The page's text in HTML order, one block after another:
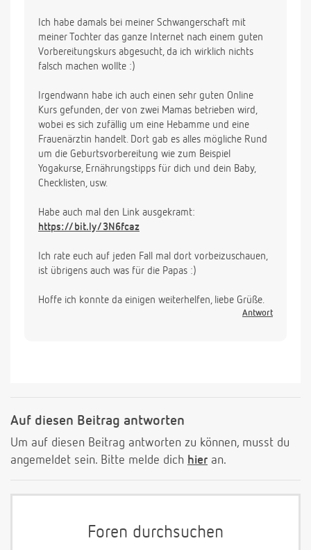
Ich habe damals bei meiner Schwangerschaft mit
meiner Tochter das ganze Internet nach einem guten
Vorbereitungskurs abgesucht, da ich wirklich nichts
falsch machen wollte :)
Irgendwann habe ich auch einen sehr guten Online
Kurs gefunden, der von zwei Mamas betrieben wird,
wobei es sich zufällig um eine Hebamme und eine
Frauenärztin handelt. Dort gab es alles mögliche Rund
um die Geburtsvorbereitung wie zum Beispiel
Yogakurse, Ernährungstipps für dich und dein Baby,
Checklisten, usw.
Habe auch mal den Link ausgekramt:
https://bit.ly/3N6fcaz
Ich rate euch auf jeden Fall mal dort vorbeizuschauen,
ist übrigens auch was für die Papas :)
Hoffe ich konnte da einigen weiterhelfen, liebe Grüße.
Antwort
Auf diesen Beitrag antworten
Um auf diesen Beitrag antworten zu können, musst du
angemeldet sein. Bitte melde dich hier an.
Foren durchsuchen